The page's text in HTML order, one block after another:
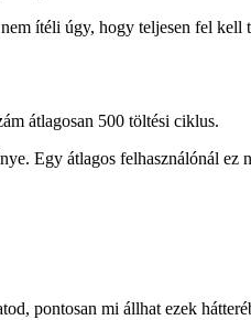
ítéli úgy, hogy teljesen fel kell
átlagosan 500 töltési ciklus.
Egy átlagos felhasználónál
pontosan mi állhat ezek